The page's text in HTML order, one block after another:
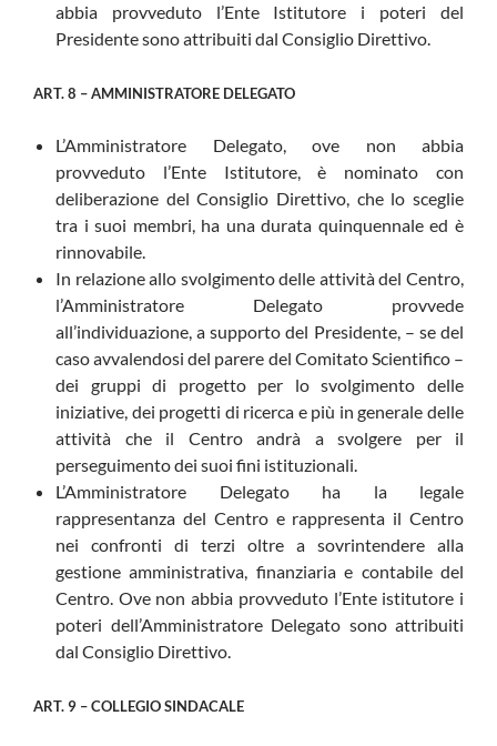
abbia provveduto l’Ente Istitutore i poteri del
Presidente sono attribuiti dal Consiglio Direttivo.
ART. 8 – AMMINISTRATORE DELEGATO
L’Amministratore Delegato, ove non abbia
provveduto l’Ente Istitutore, è nominato con
deliberazione del Consiglio Direttivo, che lo sceglie
tra i suoi membri, ha una durata quinquennale ed è
rinnovabile.
In relazione allo svolgimento delle attività del Centro,
l’Amministratore Delegato provvede
all’individuazione, a supporto del Presidente, – se del
caso avvalendosi del parere del Comitato Scientifico –
dei gruppi di progetto per lo svolgimento delle
iniziative, dei progetti di ricerca e più in generale delle
attività che il Centro andrà a svolgere per il
perseguimento dei suoi fini istituzionali.
L’Amministratore Delegato ha la legale
rappresentanza del Centro e rappresenta il Centro
nei confronti di terzi oltre a sovrintendere alla
gestione amministrativa, finanziaria e contabile del
Centro. Ove non abbia provveduto l’Ente istitutore i
poteri dell’Amministratore Delegato sono attribuiti
dal Consiglio Direttivo.
ART. 9 – COLLEGIO SINDACALE